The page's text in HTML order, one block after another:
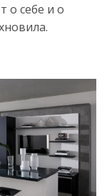
о себе и о